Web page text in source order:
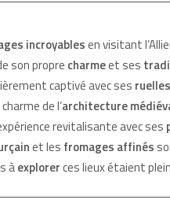
incroyablesen visitant
son propre charmeet ses
captivé avec ses
de l’architecture
revitalisante avec ses
et les fromages affinés
àexplorerces lieux étaient